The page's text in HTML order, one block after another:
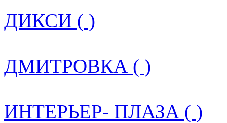
ДИКСИ ( )
ДМИТРОВКА ( )
ИНТЕРЬЕР- ПЛАЗА ( )